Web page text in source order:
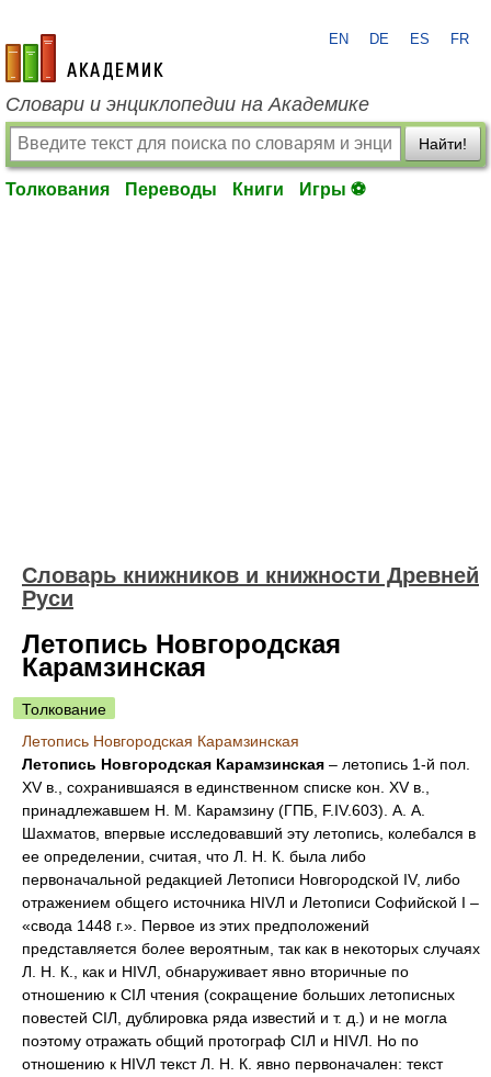
academic.ru
EN DE ES FR
Словари и энциклопедии на Академике
Найти!
Толкования Переводы Книги Игры ⚽
Словарь книжников и книжности Древней
Руси
Летопись Новгородская
Карамзинская
Толкование
Летопись Новгородская Карамзинская
Летопись Новгородская Карамзинская – летопись 1-й пол.
XV в., сохранившаяся в единственном списке кон. XV в.,
принадлежавшем Н. М. Карамзину (ГПБ, F.IV.603). А. А.
Шахматов, впервые исследовавший эту летопись, колебался в
ее определении, считая, что Л. Н. К. была либо
первоначальной редакцией Летописи Новгородской IV, либо
отражением общего источника НIVЛ и Летописи Софийской I –
«свода 1448 г.». Первое из этих предположений
представляется более вероятным, так как в некоторых случаях
Л. Н. К., как и НIVЛ, обнаруживает явно вторичные по
отношению к СIЛ чтения (сокращение больших летописных
повестей CIЛ, дублировка ряда известий и т. д.) и не могла
поэтому отражать общий протограф СIЛ и НIVЛ. Но по
отношению к НIVЛ текст Л. Н. К. явно первоначален: текст